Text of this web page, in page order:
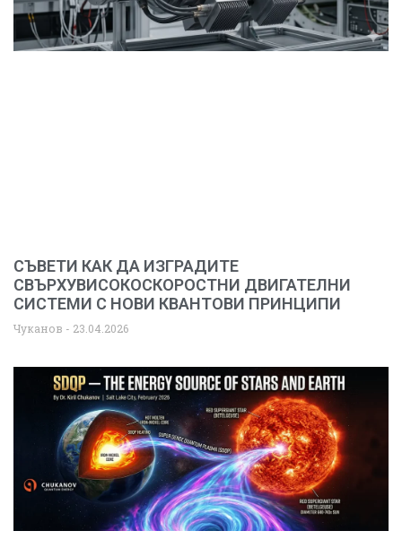
СЪВЕТИ КАК ДА ИЗГРАДИТЕ
СВЪРХУВИСОКОСКОРОСТНИ ДВИГАТЕЛНИ
СИСТЕМИ С НОВИ КВАНТОВИ ПРИНЦИПИ
Чуканов 23.04.2026